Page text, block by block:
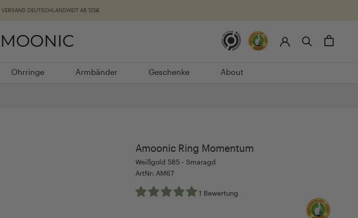
VERSAND DEUTSCHLANDWEIT AB 125€
Ohrringe
Ohrringe
Armbänder
Armbänder
Geschenke
Geschenke
About
About
Amoonic Ring Momentum
Weißgold 585 - Smaragd
ArtNr: AM67
1 Bewertung